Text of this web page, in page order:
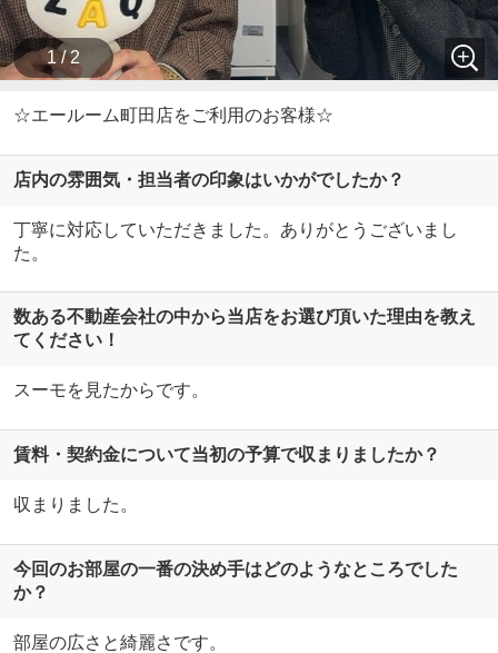
1 / 2
☆エールーム町田店をご利用のお客様☆
店内の雰囲気・担当者の印象はいかがでしたか？
丁寧に対応していただきました。ありがとうございまし
た。
数ある不動産会社の中から当店をお選び頂いた理由を教え
てください！
スーモを見たからです。
賃料・契約金について当初の予算で収まりましたか？
収まりました。
今回のお部屋の一番の決め手はどのようなところでした
か？
部屋の広さと綺麗さです。